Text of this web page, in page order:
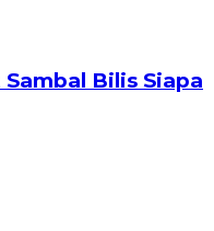
Sambal Bilis Siapa